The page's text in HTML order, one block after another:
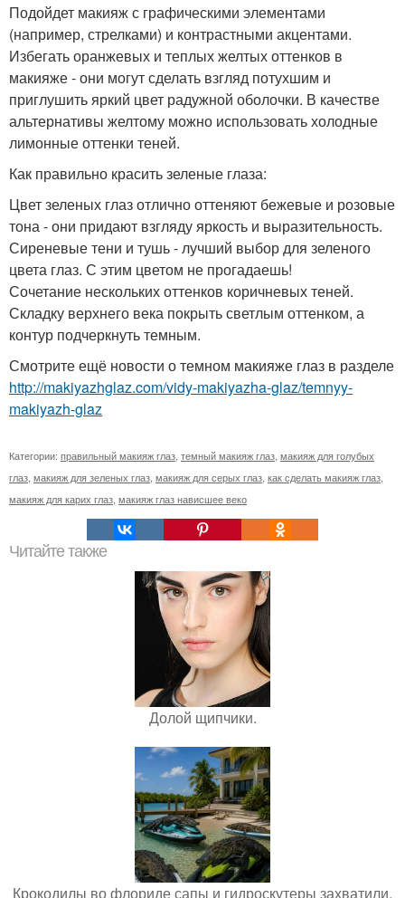
Подойдет макияж с графическими элементами
(например, стрелками) и контрастными акцентами.
Избегать оранжевых и теплых желтых оттенков в
макияже - они могут сделать взгляд потухшим и
приглушить яркий цвет радужной оболочки. В качестве
альтернативы желтому можно использовать холодные
лимонные оттенки теней.
Как правильно красить зеленые глаза:
Цвет зеленых глаз отлично оттеняют бежевые и розовые
тона - они придают взгляду яркость и выразительность.
Сиреневые тени и тушь - лучший выбор для зеленого
цвета глаз. С этим цветом не прогадаешь!
Сочетание нескольких оттенков коричневых теней.
Складку верхнего века покрыть светлым оттенком, а
контур подчеркнуть темным.
Смотрите ещё новости о темном макияже глаз в разделе
http://makiyazhglaz.com/vidy-makiyazha-glaz/temnyy-
makiyazh-glaz
Категории: правильный макияж глаз темный макияж глаз макияж для голубых
глаз макияж для зеленых глаз макияж для серых глаз как сделать макияж глаз
макияж для карих глаз макияж глаз нависшее веко
Читайте также
Долой щипчики.
Крокодилы во флориде сапы и гидроскутеры захватили.